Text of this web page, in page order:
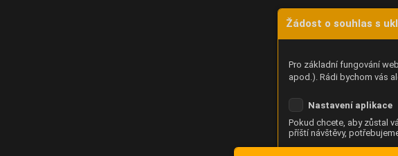
Žádost o souhlas s
Pro základní fungování
apod.). Rádi bychom vás
Nastavení aplikace
Pokud chcete, aby zůstal
příští návštěvy,